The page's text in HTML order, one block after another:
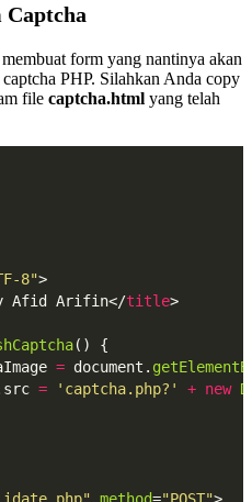
Captcha
form yang nantinya akan
PHP. Silahkan Anda copy
file captcha.html yang telah
8">
Afid Arifin</title>
() {
= document.
= 'captcha.php?' + new
method="POST">